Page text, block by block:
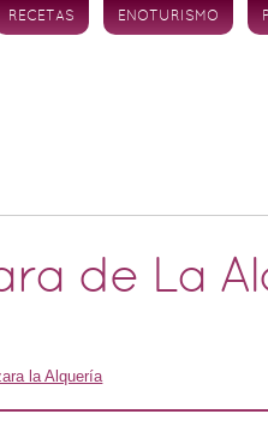
RECETAS ENOTURISMO
de La
la Alquería